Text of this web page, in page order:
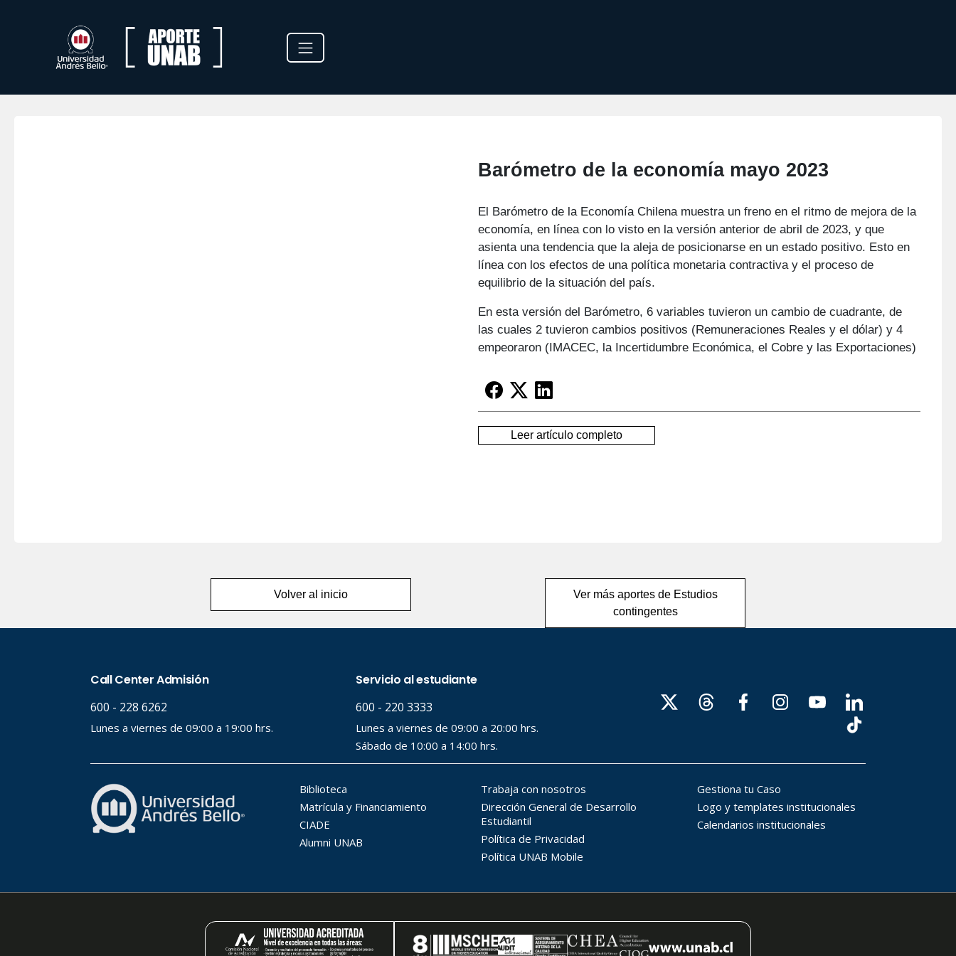
Barómetro de la economía mayo 2023
El Barómetro de la Economía Chilena muestra un freno en el ritmo de mejora de la
economía, en línea con lo visto en la versión anterior de abril de 2023, y que
asienta una tendencia que la aleja de posicionarse en un estado positivo. Esto en
línea con los efectos de una política monetaria contractiva y el proceso de
equilibrio de la situación del país.
En esta versión del Barómetro, 6 variables tuvieron un cambio de cuadrante, de
las cuales 2 tuvieron cambios positivos (Remuneraciones Reales y el dólar) y 4
empeoraron (IMACEC, la Incertidumbre Económica, el Cobre y las Exportaciones)
Leer artículo completo
Volver al inicio
Ver más aportes de Estudios
contingentes